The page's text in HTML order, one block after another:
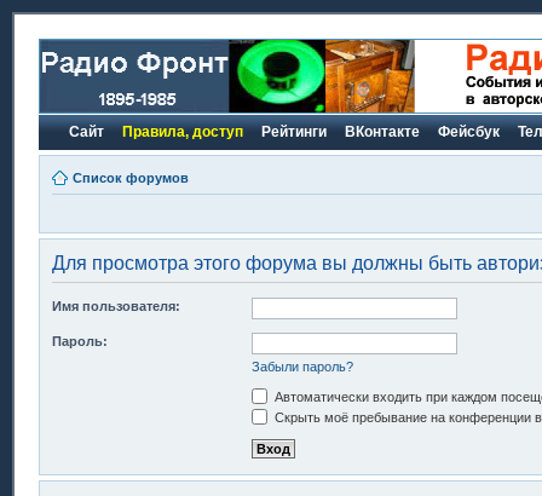
Сайт Правила, доступ Рейтинги ВКонтакте Фейсбук
Список форумов
Для просмотра этого форума вы должны быть
Имя пользователя:
Пароль:
Забыли пароль?
Автоматически входить при каждом
Скрыть моё пребывание на конференции в